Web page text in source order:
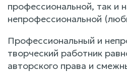
профессиональной, так и
непрофессиональной
Профессиональный и
творческий работник
авторского права и